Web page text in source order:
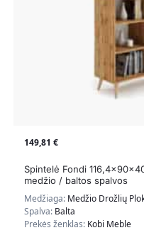
149,81 €
Spintelė Fondi
medžio / baltos spalvos
Medžiaga: Medžio Drožlių
Spalva: Balta
Prekės ženklas: Kobi Meble